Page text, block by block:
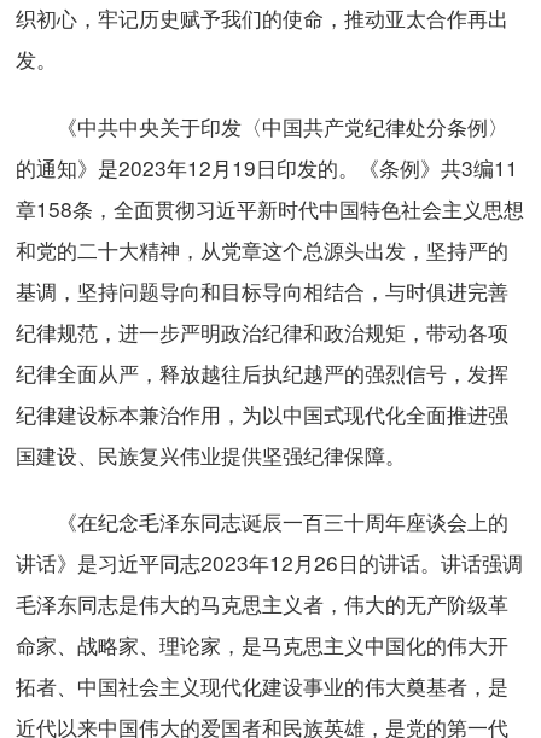
织初心，牢记历史赋予我们的使命，推动亚太合作再出
发。
《中共中央关于印发〈中国共产党纪律处分条例〉
的通知》是2023年12月19日印发的。《条例》共3编11
章158条，全面贯彻习近平新时代中国特色社会主义思想
和党的二十大精神，从党章这个总源头出发，坚持严的
基调，坚持问题导向和目标导向相结合，与时俱进完善
纪律规范，进一步严明政治纪律和政治规矩，带动各项
纪律全面从严，释放越往后执纪越严的强烈信号，发挥
纪律建设标本兼治作用，为以中国式现代化全面推进强
国建设、民族复兴伟业提供坚强纪律保障。
《在纪念毛泽东同志诞辰一百三十周年座谈会上的
讲话》是习近平同志2023年12月26日的讲话。讲话强调
毛泽东同志是伟大的马克思主义者，伟大的无产阶级革
命家、战略家、理论家，是马克思主义中国化的伟大开
拓者、中国社会主义现代化建设事业的伟大奠基者，是
近代以来中国伟大的爱国者和民族英雄，是党的第一代